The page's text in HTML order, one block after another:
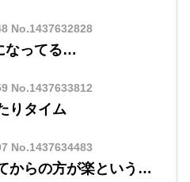
No.1437632828
なってる…
No.1437633812
りタイム
No.1437634483
からの方が楽という…